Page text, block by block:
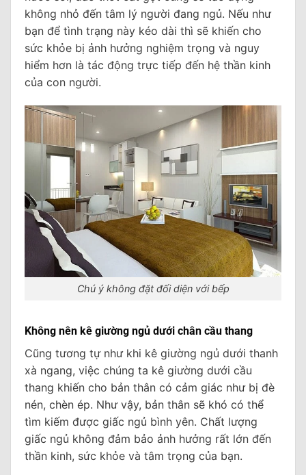
không nhỏ đến tâm lý người đang ngủ. Nếu như
bạn để tình trạng này kéo dài thì sẽ khiến cho
sức khỏe bị ảnh hưởng nghiệm trọng và nguy
hiểm hơn là tác động trực tiếp đến hệ thần kinh
của con người.
Chú ý không đặt đối diện với bếp
Không nên kê giường ngủ dưới chân cầu thang
Cũng tương tự như khi kê giường ngủ dưới thanh
xà ngang, việc chúng ta kê giường dưới cầu
thang khiến cho bản thân có cảm giác như bị đè
nén, chèn ép. Như vậy, bản thân sẽ khó có thể
tìm kiếm được giấc ngủ bình yên. Chất lượng
giấc ngủ không đảm bảo ảnh hưởng rất lớn đến
thần kinh, sức khỏe và tâm trọng của bạn.